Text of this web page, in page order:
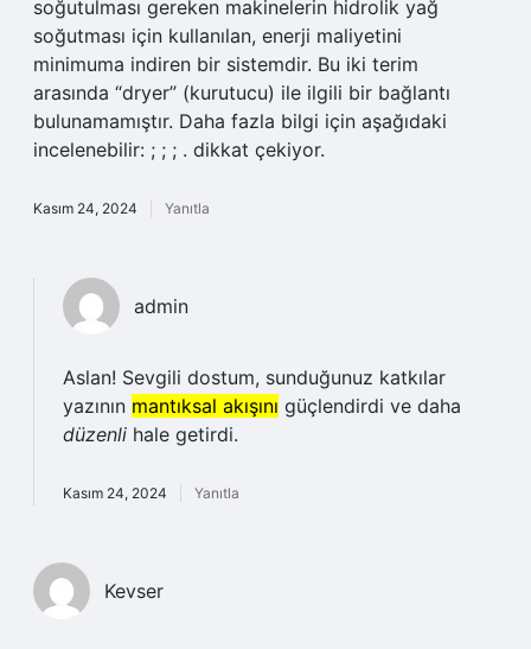
soğutulması gereken makinelerin hidrolik yağ
soğutması için kullanılan, enerji maliyetini
minimuma indiren bir sistemdir. Bu iki terim
arasında “dryer” (kurutucu) ile ilgili bir bağlantı
bulunamamıştır. Daha fazla bilgi için aşağıdaki
incelenebilir: ; ; ; . dikkat çekiyor.
Kasım 24, 2024 Yanıtla
admin
Aslan! Sevgili dostum, sunduğunuz katkılar
yazının mantıksal akışını güçlendirdi ve daha
düzenli hale getirdi.
Kasım 24, 2024 Yanıtla
Kevser